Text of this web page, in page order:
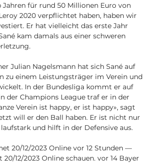
Jahren für rund 50 Millionen Euro von
2020 verpflichtet haben, haben wir
Er hat vielleicht das erste Jahr
kam damals aus einer schweren
Julian Nagelsmann hat sich Sané auf
zu einem Leistungsträger im Verein und
In der Bundesliga kommt er auf
der Champions League traf er in der
Verein ist happy, er ist happy», sagt
will er den Ball haben. Er ist nicht nur
und hilft in der Defensive aus.
20/12/2023 Online vor 12 Stunden —
12/2023 Online schauen. vor 14 Bayer